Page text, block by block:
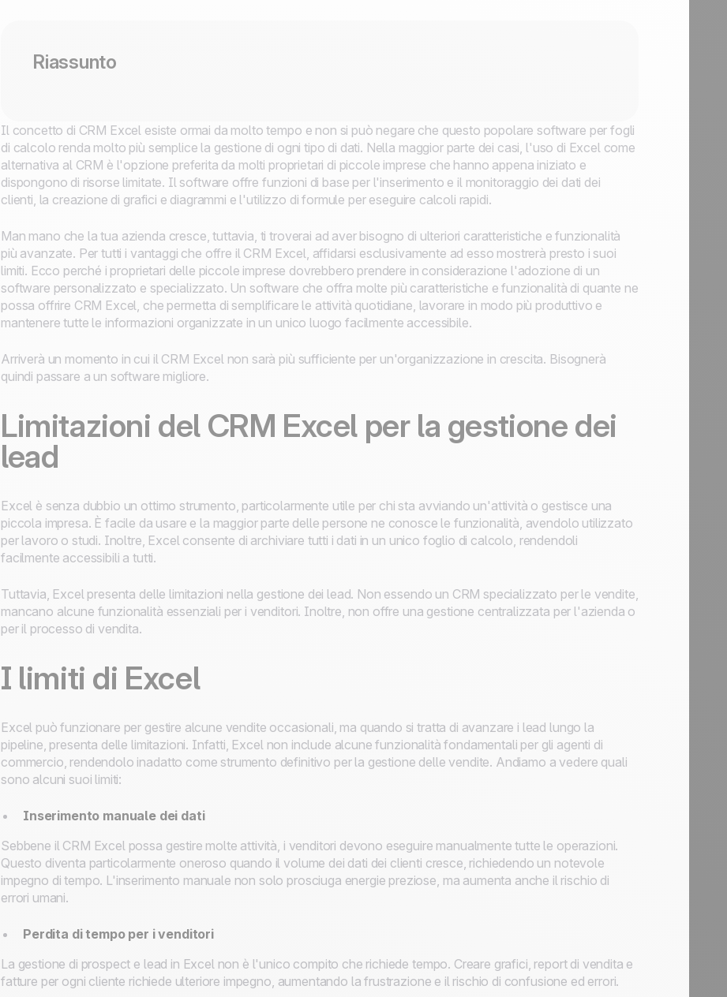
Riassunto
Il concetto di CRM Excel esiste ormai da molto tempo e non si può negare che questo popolare software per fogli
di calcolo renda molto più semplice la gestione di ogni tipo di dati. Nella maggior parte dei casi, l'uso di Excel come
alternativa al CRM è l'opzione preferita da molti proprietari di piccole imprese che hanno appena iniziato e
dispongono di risorse limitate. Il software offre funzioni di base per l'inserimento e il monitoraggio dei dati dei
clienti, la creazione di grafici e diagrammi e l'utilizzo di formule per eseguire calcoli rapidi.
Man mano che la tua azienda cresce, tuttavia, ti troverai ad aver bisogno di ulteriori caratteristiche e funzionalità
più avanzate. Per tutti i vantaggi che offre il CRM Excel, affidarsi esclusivamente ad esso mostrerà presto i suoi
limiti. Ecco perché i proprietari delle piccole imprese dovrebbero prendere in considerazione l'adozione di un
software personalizzato e specializzato. Un software che offra molte più caratteristiche e funzionalità di quante ne
possa offrire CRM Excel, che permetta di semplificare le attività quotidiane, lavorare in modo più produttivo e
mantenere tutte le informazioni organizzate in un unico luogo facilmente accessibile.
Arriverà un momento in cui il CRM Excel non sarà più sufficiente per un'organizzazione in crescita. Bisognerà
quindi passare a un software migliore.
Limitazioni del CRM Excel per la gestione dei
lead
Excel è senza dubbio un ottimo strumento, particolarmente utile per chi sta avviando un'attività o gestisce una
piccola impresa. È facile da usare e la maggior parte delle persone ne conosce le funzionalità, avendolo utilizzato
per lavoro o studi. Inoltre, Excel consente di archiviare tutti i dati in un unico foglio di calcolo, rendendoli
facilmente accessibili a tutti.
Tuttavia, Excel presenta delle limitazioni nella gestione dei lead. Non essendo un CRM specializzato per le vendite,
mancano alcune funzionalità essenziali per i venditori. Inoltre, non offre una gestione centralizzata per l'azienda o
per il processo di vendita.
I limiti di Excel
Excel può funzionare per gestire alcune vendite occasionali, ma quando si tratta di avanzare i lead lungo la
pipeline, presenta delle limitazioni. Infatti, Excel non include alcune funzionalità fondamentali per gli agenti di
commercio, rendendolo inadatto come strumento definitivo per la gestione delle vendite. Andiamo a vedere quali
sono alcuni suoi limiti:
Inserimento manuale dei dati
Sebbene il CRM Excel possa gestire molte attività, i venditori devono eseguire manualmente tutte le operazioni.
Questo diventa particolarmente oneroso quando il volume dei dati dei clienti cresce, richiedendo un notevole
impegno di tempo. L'inserimento manuale non solo prosciuga energie preziose, ma aumenta anche il rischio di
errori umani.
Perdita di tempo per i venditori
La gestione di prospect e lead in Excel non è l'unico compito che richiede tempo. Creare grafici, report di vendita e
fatture per ogni cliente richiede ulteriore impegno, aumentando la frustrazione e il rischio di confusione ed errori.